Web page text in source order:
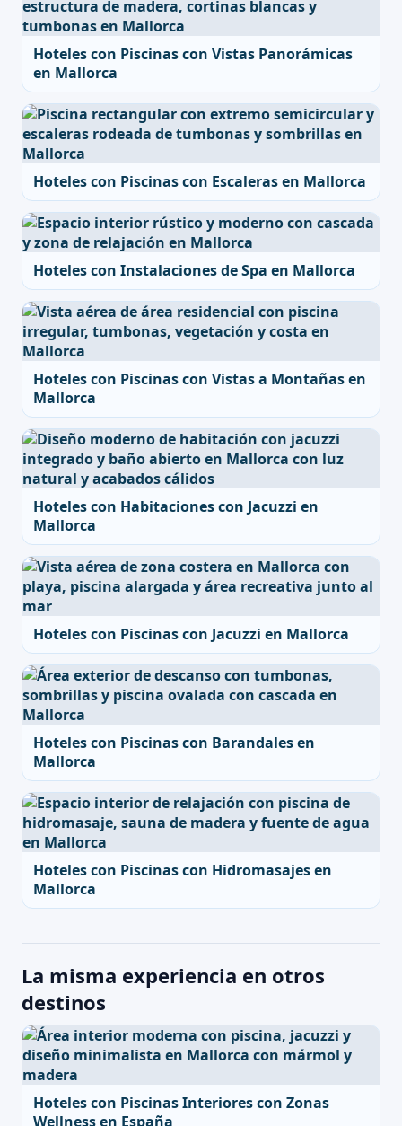
Hoteles con Piscinas con Vistas Panorámicas
en Mallorca
Hoteles con Piscinas con Escaleras en Mallorca
Hoteles con Instalaciones de Spa en Mallorca
Hoteles con Piscinas con Vistas a Montañas en
Mallorca
Hoteles con Habitaciones con Jacuzzi en
Mallorca
Hoteles con Piscinas con Jacuzzi en Mallorca
Hoteles con Piscinas con Barandales en
Mallorca
Hoteles con Piscinas con Hidromasajes en
Mallorca
La misma experiencia en otros
destinos
Hoteles con Piscinas Interiores con Zonas
Wellness en España